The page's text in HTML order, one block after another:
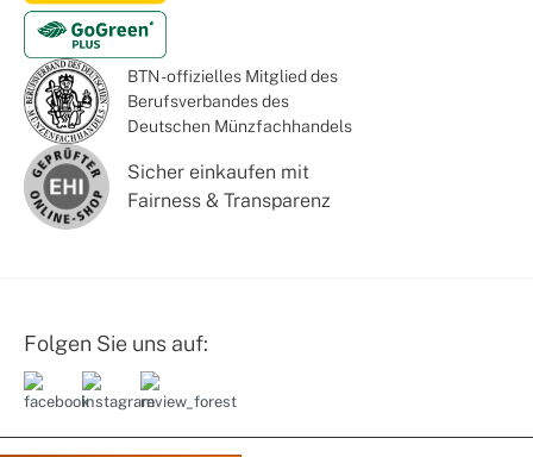
BTN - offizielles Mitglied des
Berufsverbandes des
Deutschen Münzfachhandels
Sicher einkaufen mit
Fairness & Transparenz
Folgen Sie uns auf: